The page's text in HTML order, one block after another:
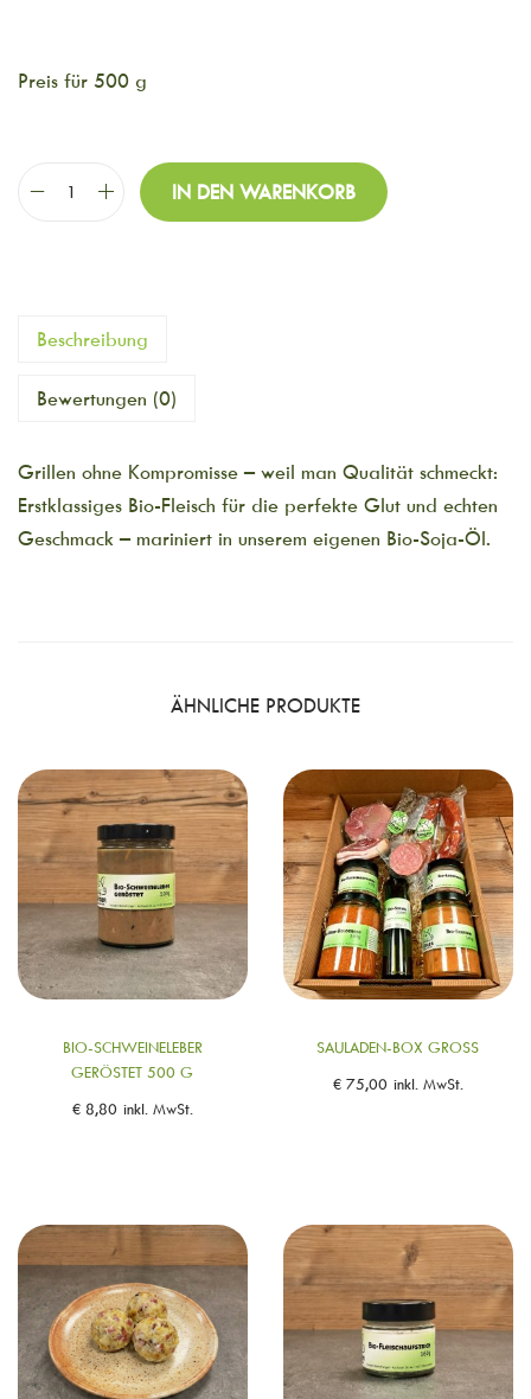
Preis für 500 g
IN DEN WARENKORB
Beschreibung
Bewertungen (0)
Grillen ohne Kompromisse – weil man Qualität schmeckt:
Erstklassiges Bio-Fleisch für die perfekte Glut und echten
Geschmack – mariniert in unserem eigenen Bio-Soja-Öl.
ÄHNLICHE PRODUKTE
BIO-SCHWEINELEBER
GERÖSTET 500 G
€8,80 inkl. MwSt.
SAULADEN-BOX GROSS
€75,00 inkl. MwSt.